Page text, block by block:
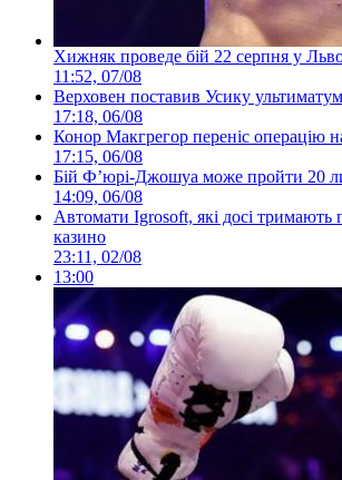
Хижняк проведе бій 22 серпня у
11:52, 07/08
Верховен поставив Усику
17:18, 06/08
Конор Макгрегор переніс операцію
17:15, 06/08
Бій Ф’юрі-Джошуа може пройти 20
14:09, 06/08
Автомати Igrosoft, які досі
казино
23:11, 02/08
13:00